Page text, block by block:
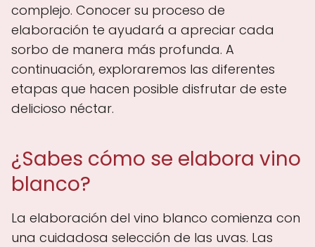
complejo. Conocer su proceso de
elaboración te ayudará a apreciar cada
sorbo de manera más profunda. A
continuación, exploraremos las diferentes
etapas que hacen posible disfrutar de este
delicioso néctar.
¿Sabes cómo se elabora vino
blanco?
La elaboración del vino blanco comienza con
una cuidadosa selección de las uvas. Las